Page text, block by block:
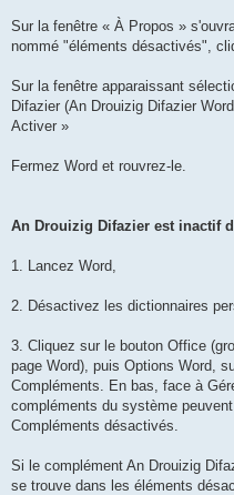
Sur la fenêtre « À Propos »
nommé "éléments désactivés",
Sur la fenêtre apparaissant
Difazier (An Drouizig Difazier
Activer »
Fermez Word et rouvrez-le.
An Drouizig Difazier est inactif
1. Lancez Word,
2. Désactivez les dictionnaires
3. Cliquez sur le bouton Office
page Word), puis Options Word,
Compléments. En bas, face à
compléments du système
Compléments désactivés.
Si le complément An Drouizig
se trouve dans les éléments